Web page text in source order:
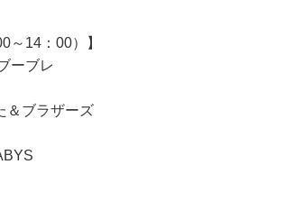
～14：00）】
ブレ
ブラザーズ